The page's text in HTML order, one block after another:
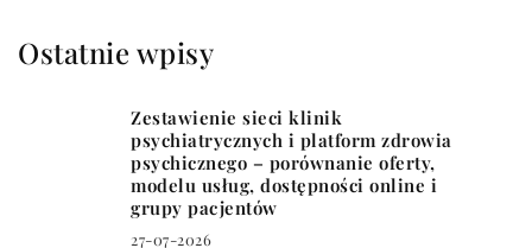
Ostatnie wpisy
Zestawienie sieci klinik
psychiatrycznych i platform zdrowia
psychicznego – porównanie oferty,
modelu usług, dostępności online i
grupy pacjentów
27-07-2026